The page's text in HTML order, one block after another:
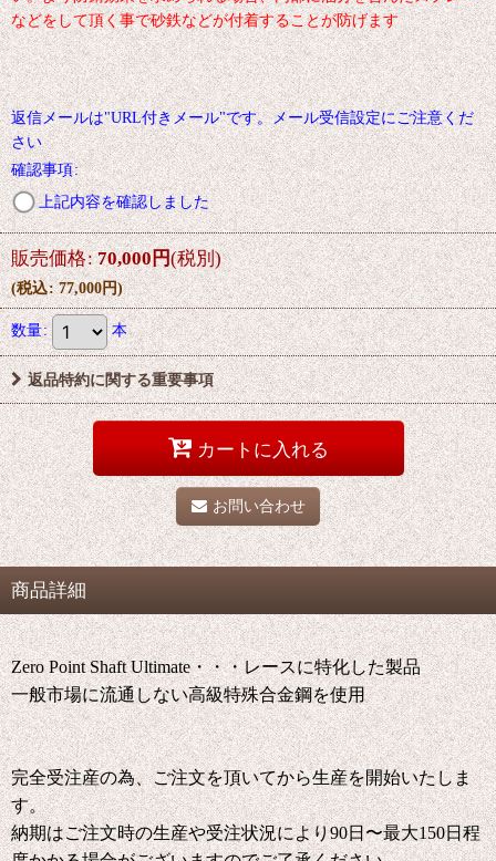
などをして頂く事で砂鉄などが付着することが防げます
返信メールは"URL付きメール"です。メール受信設定にご注意くだ
さい
確認事項:
上記内容を確認しました
販売価格: 70,000円(税別)
(税込: 77,000円)
数量: 本
返品特約に関する重要事項
カートに入れる
お問い合わせ
商品詳細
Zero Point Shaft Ultimate・・・レースに特化した製品
一般市場に流通しない高級特殊合金鋼を使用
完全受注産の為、ご注文を頂いてから生産を開始いたしま
す。
納期はご注文時の生産や受注状況により90日〜最大150日程